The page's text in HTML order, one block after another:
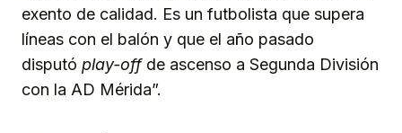
exento de calidad. Es un futbolista que supera
líneas con el balón y que el año pasado
disputó play-offde ascenso a Segunda División
con la AD Mérida”.